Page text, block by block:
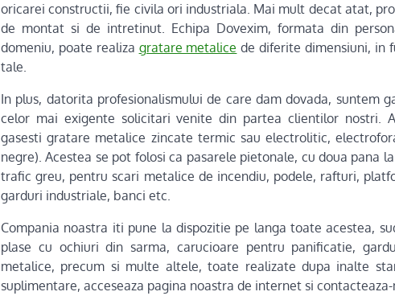
oricarei constructii, fie civila ori industriala. Mai mult decat atat,
de montat si de intretinut. Echipa Dovexim, formata din
domeniu, poate realiza gratare metalice de diferite dimensiuni, in
tale.
In plus, datorita profesionalismului de care dam dovada, suntem
celor mai exigente solicitari venite din partea clientilor nostri.
gasesti gratare metalice zincate termic sau electrolitic,
negre). Acestea se pot folosi ca pasarele pietonale, cu doua pana
trafic greu, pentru scari metalice de incendiu, podele, rafturi,
garduri industriale, banci etc.
Compania noastra iti pune la dispozitie pe langa toate acestea,
plase cu ochiuri din sarma, carucioare pentru panificatie,
metalice, precum si multe altele, toate realizate dupa inalte
suplimentare, acceseaza pagina noastra de internet si contacteaza-